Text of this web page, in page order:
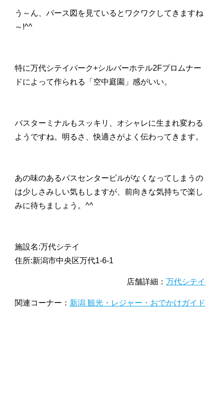
う～ん、パース図を見ているとワクワクしてきますね
～!^^
特に万代シテイパーク+シルバーホテル2Fプロムナー
ドによって作られる「空中庭園」感がいい。
バスターミナルもスッキリ、オシャレに生まれ変わる
ようですね。明るさ、快適さがよく伝わってきます。
あの味のあるバスセンタービルがなくなってしまうの
は少しさみしい気もしますが、前向きな気持ちで楽し
みに待ちましょう。^^
施設名:万代シテイ
住所:新潟市中央区万代1-6-1
店舗詳細： 万代シテイ
関連コーナー： 新潟 観光・レジャー・おでかけガイド